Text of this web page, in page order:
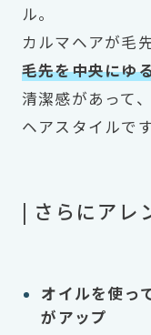
ル。
カルマヘアが毛
毛先を中央にゆ
清潔感があって
ヘアスタイルです
| さらにアレ
オイルを使っ
がアップ